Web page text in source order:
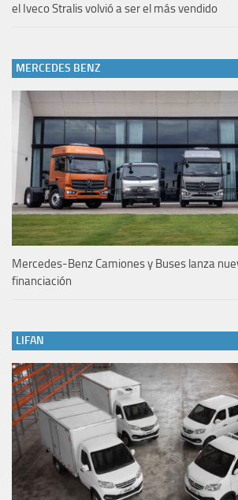
el Iveco Stralis volvió a ser el más vendido
MERCEDES BENZ
Mercedes-Benz Camiones y Buses lanza
financiación
LIFAN